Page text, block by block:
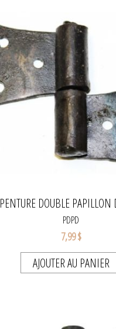
PENTURE DOUBLE PAPILLON
PDPD
7,99 $
AJOUTER AU PANIER